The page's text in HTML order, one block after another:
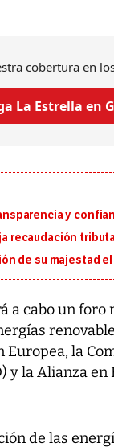
cobertura en
La Estrella en
y
recaudación
de su majestad el
a cabo un
la
y la Alianza
de las